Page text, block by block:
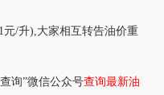
元/升),大家相互转告油价重
询”微信公众号查询最新油